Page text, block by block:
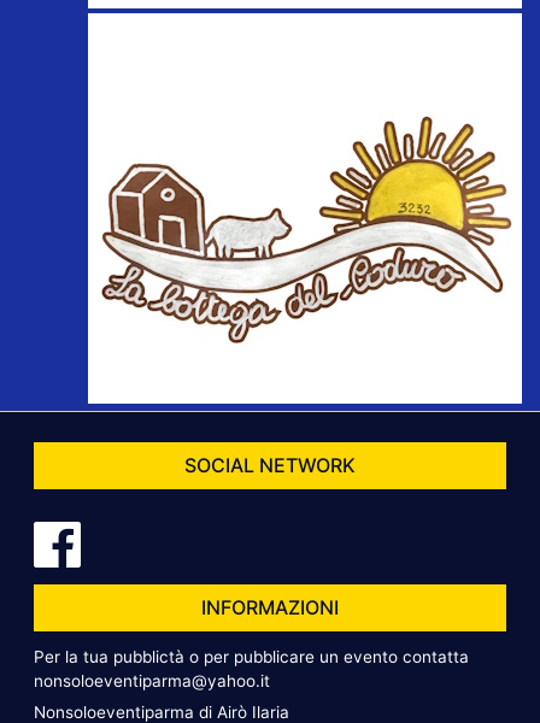
SOCIAL NETWORK
INFORMAZIONI
Per la tua pubblictà o per pubblicare un evento contatta
nonsoloeventiparma@yahoo.it
Nonsoloeventiparma di Airò Ilaria